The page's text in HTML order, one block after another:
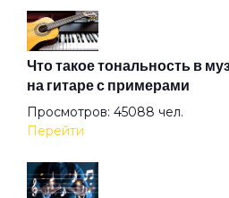
Дела людей
День как день
Детка
Что такое тональность в
на гитаре с примерами
Просмотров: 45088 чел.
Перейти